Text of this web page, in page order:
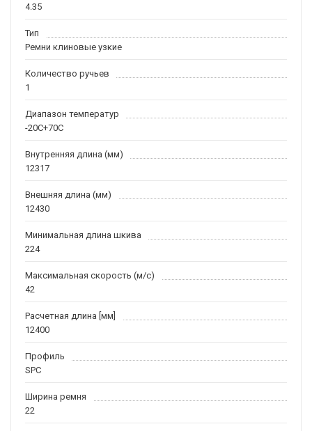
4.35
Тип
Ремни клиновые узкие
Количество ручьев
1
Диапазон температур
-20С+70С
Внутренняя длина (мм)
12317
Внешняя длина (мм)
12430
Минимальная длина шкива
224
Максимальная скорость (м/c)
42
Расчетная длина [мм]
12400
Профиль
SPC
Ширина ремня
22